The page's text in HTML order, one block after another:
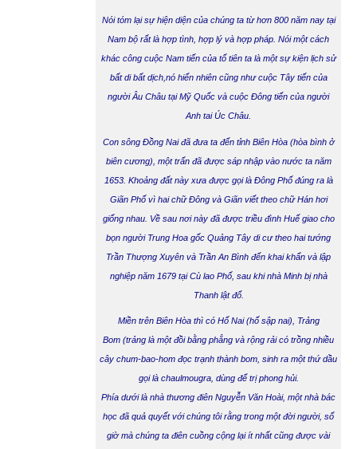
Nói tóm lại sự hiện diện của chúng ta từ hơn 800 năm nay tại
Nam bộ rất là hợp tình, hợp lý và hợp pháp. Nói một cách
khác công cuộc Nam tiến của tổ tiên ta là một sự kiện lịch sử
bất di bất dịch,nó hiển nhiên cũng như cuộc Tây tiến của
người Âu Châu tại Mỹ Quốc và cuộc Đông tiến của người
Anh tai Úc Châu.
Con sông Đồng Nai đã đưa ta đến tỉnh Biên Hòa (hòa bình ở
biên cương), một trấn đã được sáp nhập vào nước ta năm
1653. Khoảng đất này xưa được gọi là Đông Phố đúng ra là
Giãn Phố vì hai chữ Đông và Giãn viết theo chữ Hán hơi
giống nhau. Về sau nơi này đã được triều đình Huế giao cho
bọn người Trung Hoa gốc Quảng Tây di cư theo hai tướng
Trần Thượng Xuyên và Trần An Bình đến khai khẩn và lập
nghiệp năm 1679 tại Cù lao Phố, sau khi nhà Minh bị nhà
Thanh lật đổ.
Miền trên Biên Hòa thì có Hố Nai(hố sập nai),
Trảng
Bom (trảng là một đồi bằng phẳng và rộng rải có trồng nhiều
cây chum-bao-hom đọc trạnh thành bom, sinh ra một thứ dầu
gọi là chaulmougra, dùng để trị phong hủi.
Phía dưới là nhà thương điên Nguyễn Văn Hoài, một nhà bác
học đã quả quyết với chúng tôi rằng trong một đời người, số
giờ mà chúng ta điên cuồng cộng lại ít nhất cũng được vài